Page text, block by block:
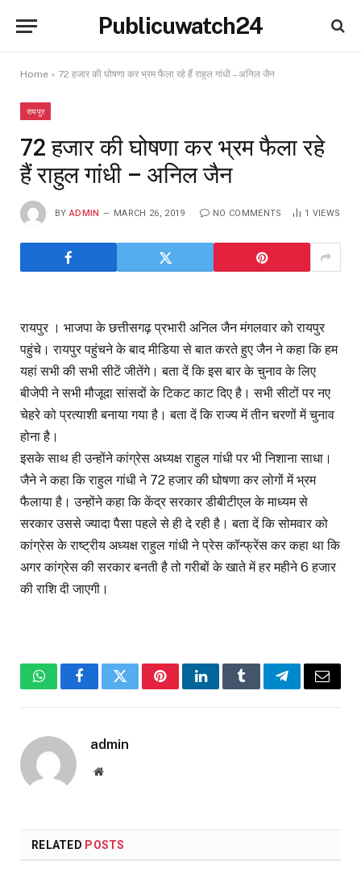
Publicuwatch24
Home » 72 हजार की घोषणा कर भ्रम फैला रहे हैं राहुल गांधी – अनिल जैन
रायपुर
72 हजार की घोषणा कर भ्रम फैला रहे
हैं राहुल गांधी – अनिल जैन
BY ADMIN MARCH 26, 2019 NO COMMENTS 1 VIEWS
रायपुर । भाजपा के छत्तीसगढ़ प्रभारी अनिल जैन मंगलवार को रायपुर
पहुंचे। रायपुर पहुंचने के बाद मीडिया से बात करते हुए जैन ने कहा कि हम
यहां सभी की सभी सीटें जीतेंगे। बता दें कि इस बार के चुनाव के लिए
बीजेपी ने सभी मौजूदा सांसदों के टिकट काट दिए है। सभी सीटों पर नए
चेहरे को प्रत्याशी बनाया गया है। बता दें कि राज्य में तीन चरणों में चुनाव
होना है।
इसके साथ ही उन्होंने कांग्रेस अध्यक्ष राहुल गांधी पर भी निशाना साधा।
जैने ने कहा कि राहुल गांधी ने 72 हजार की घोषणा कर लोगों में भ्रम
फैलाया है। उन्होंने कहा कि केंद्र सरकार डीबीटीएल के माध्यम से
सरकार उससे ज्यादा पैसा पहले से ही दे रही है। बता दें कि सोमवार को
कांग्रेस के राष्ट्रीय अध्यक्ष राहुल गांधी ने प्रेस कॉन्फ्रेंस कर कहा था कि
अगर कांग्रेस की सरकार बनती है तो गरीबों के खाते में हर महीने 6 हजार
की राशि दी जाएगी।
WhatsAppFacebookTwitterPinterestLinkedInTumblrTelegramEmail
admin
Website
RELATED POSTS